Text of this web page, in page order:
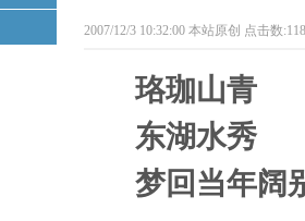
2007/12/3 10:32:00 本站原创 点击数:
珞珈山青
东湖水秀
梦回当年阔